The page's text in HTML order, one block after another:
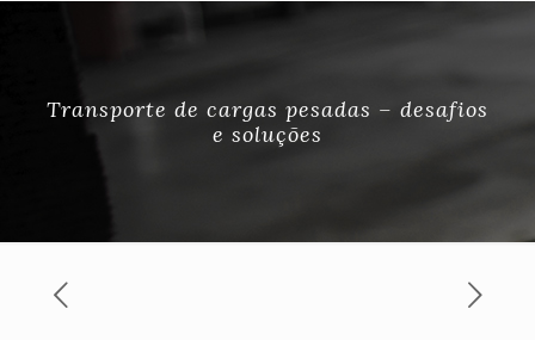
Transporte de cargas pesadas – desafios
e soluções